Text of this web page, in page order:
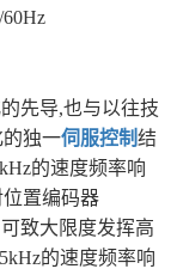
先导,也与以往技
独一伺服控制结
的速度频率响
置编码器
致大限度发挥高
的速度频率响